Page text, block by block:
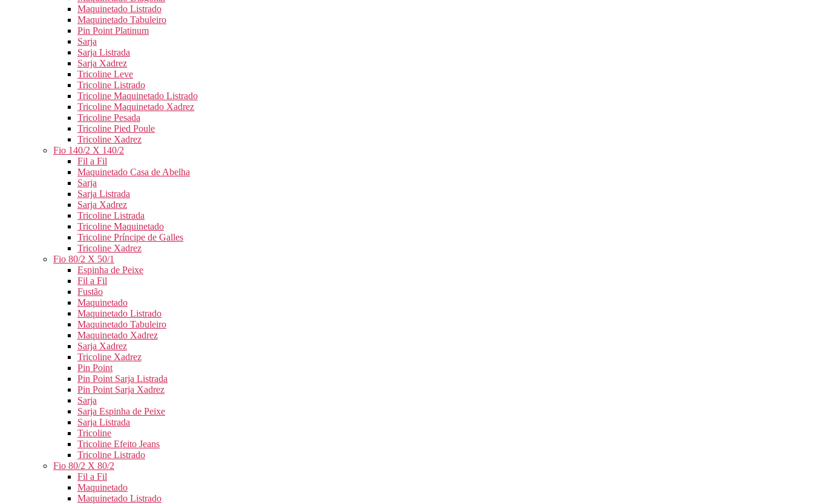
Maquinetado Listrado
Maquinetado Tabuleiro
Pin Point Platinum
Sarja
Sarja Listrada
Sarja Xadrez
Tricoline Leve
Tricoline Listrado
Tricoline Maquinetado Listrado
Tricoline Maquinetado Xadrez
Tricoline Pesada
Tricoline Pied Poule
Tricoline Xadrez
Fio 140/2 X 140/2
Fil a Fil
Maquinetado Casa de Abelha
Sarja
Sarja Listrada
Sarja Xadrez
Tricoline Listrada
Tricoline Maquinetado
Tricoline Príncipe de Galles
Tricoline Xadrez
Fio 80/2 X 50/1
Espinha de Peixe
Fil a Fil
Fustão
Maquinetado
Maquinetado Listrado
Maquinetado Tabuleiro
Maquinetado Xadrez
Sarja Xadrez
Tricoline Xadrez
Pin Point
Pin Point Sarja Listrada
Pin Point Sarja Xadrez
Sarja
Sarja Espinha de Peixe
Sarja Listrada
Tricoline
Tricoline Efeito Jeans
Tricoline Listrado
Fio 80/2 X 80/2
Fil a Fil
Maquinetado
Maquinetado Listrado